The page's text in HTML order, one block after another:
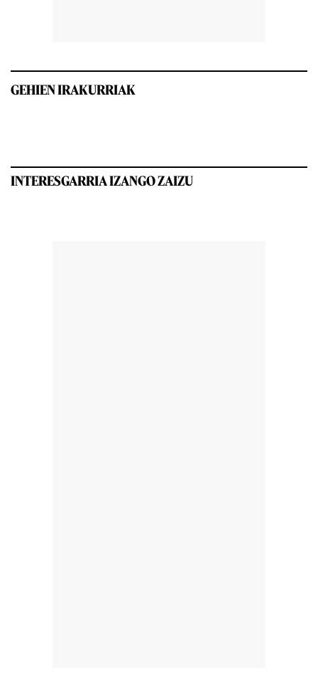
GEHIEN IRAKURRIAK
INTERESGARRIA IZANGO ZAIZU